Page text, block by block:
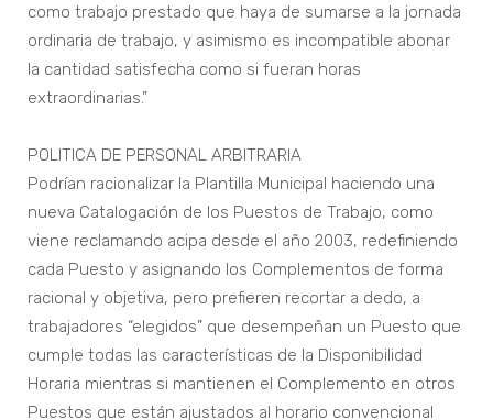
como trabajo prestado que haya de sumarse a la jornada
ordinaria de trabajo, y asimismo es incompatible abonar
la cantidad satisfecha como si fueran horas
extraordinarias.”
POLITICA DE PERSONAL ARBITRARIA
Podrían racionalizar la Plantilla Municipal haciendo una
nueva Catalogación de los Puestos de Trabajo, como
viene reclamando acipa desde el año 2003, redefiniendo
cada Puesto y asignando los Complementos de forma
racional y objetiva, pero prefieren recortar a dedo, a
trabajadores “elegidos” que desempeñan un Puesto que
cumple todas las características de la Disponibilidad
Horaria mientras si mantienen el Complemento en otros
Puestos que están ajustados al horario convencional